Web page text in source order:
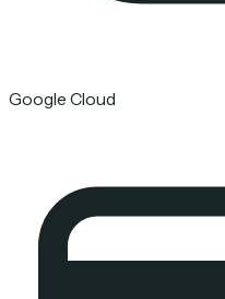
Google Cloud